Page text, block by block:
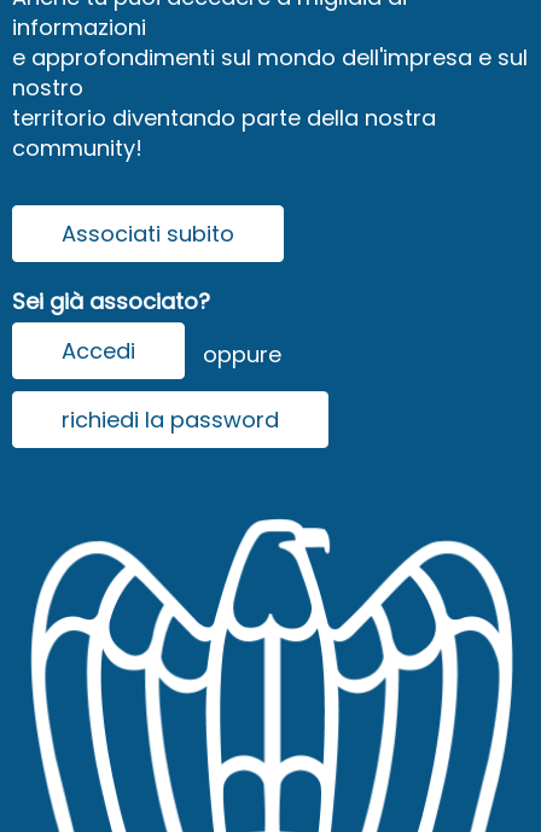
informazioni
e approfondimenti sul mondo dell'impresa e sul
nostro
territorio diventando parte della nostra
community!
Associati subito
Sei già associato?
Accedi
oppure
richiedi la password